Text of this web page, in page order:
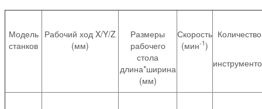
Модель
станков
Рабочий ход X/Y/Z
(мм)
Размеры
рабочего
стола
длина*ширина
(мм)
Скорость
(мин-1)
Количество